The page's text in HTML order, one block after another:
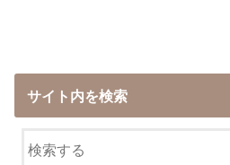
サイト内を検索